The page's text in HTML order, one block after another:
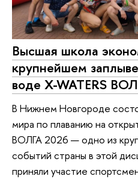
Высшая школа
крупнейшем
воде X-WATERS
В Нижнем Новгороде
мира по плаванию на
ВОЛГА 2026 — одно из
событий страны в этой
приняли участие